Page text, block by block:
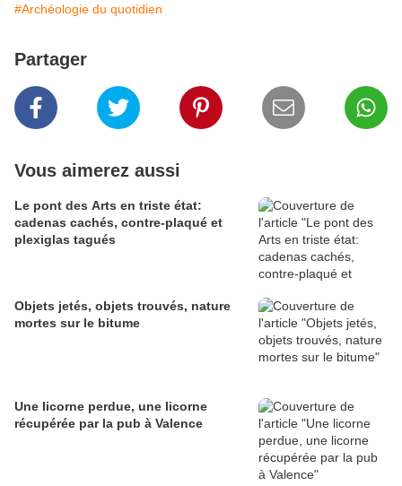
#Archéologie du quotidien
Partager
Vous aimerez aussi
Le pont des Arts en triste état:
cadenas cachés, contre-plaqué et
plexiglas tagués
Objets jetés, objets trouvés, nature
mortes sur le bitume
Une licorne perdue, une licorne
récupérée par la pub à Valence